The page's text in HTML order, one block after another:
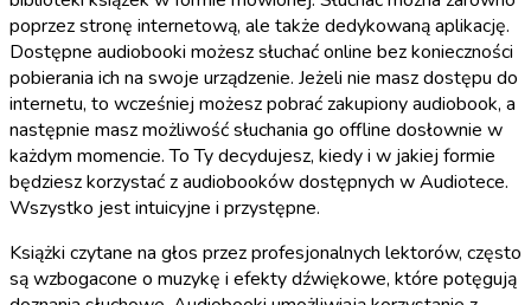
poprzez stronę internetową, ale także dedykowaną aplikację.
Dostępne audiobooki możesz słuchać online bez konieczności
pobierania ich na swoje urządzenie. Jeżeli nie masz dostępu do
internetu, to wcześniej możesz pobrać zakupiony audiobook, a
następnie masz możliwość słuchania go offline dosłownie w
każdym momencie. To Ty decydujesz, kiedy i w jakiej formie
będziesz korzystać z audiobooków dostępnych w Audiotece.
Wszystko jest intuicyjne i przystępne.
Książki czytane na głos przez profesjonalnych lektorów, często
są wzbogacone o muzykę i efekty dźwiękowe, które potęgują